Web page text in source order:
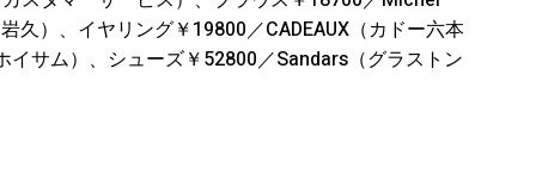
久）、イヤリング￥19800／CADEAUX（カドー六本
サム）、シューズ￥52800／Sandars（グラストン